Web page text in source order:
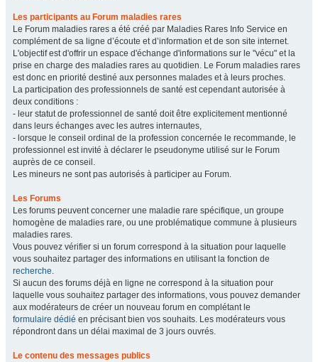
Les participants au Forum maladies rares
Le Forum maladies rares a été créé par Maladies Rares Info Service en
complément de sa ligne d’écoute et d’information et de son site internet.
L'objectif est d'offrir un espace d'échange d'informations sur le "vécu" et la
prise en charge des maladies rares au quotidien. Le Forum maladies rares
est donc en priorité destiné aux personnes malades et à leurs proches.
La participation des professionnels de santé est cependant autorisée à
deux conditions :
- leur statut de professionnel de santé doit être explicitement mentionné
dans leurs échanges avec les autres internautes,
- lorsque le conseil ordinal de la profession concernée le recommande, le
professionnel est invité à déclarer le pseudonyme utilisé sur le Forum
auprès de ce conseil.
Les mineurs ne sont pas autorisés à participer au Forum.
Les Forums
Les forums peuvent concerner une maladie rare spécifique, un groupe
homogène de maladies rare, ou une problématique commune à plusieurs
maladies rares.
Vous pouvez vérifier si un forum correspond à la situation pour laquelle
vous souhaitez partager des informations en utilisant la fonction de
recherche.
Si aucun des forums déjà en ligne ne correspond à la situation pour
laquelle vous souhaitez partager des informations, vous pouvez demander
aux modérateurs de créer un nouveau forum en complétant le
formulaire dédié en précisant bien vos souhaits. Les modérateurs vous
répondront dans un délai maximal de 3 jours ouvrés.
Le contenu des messages publics